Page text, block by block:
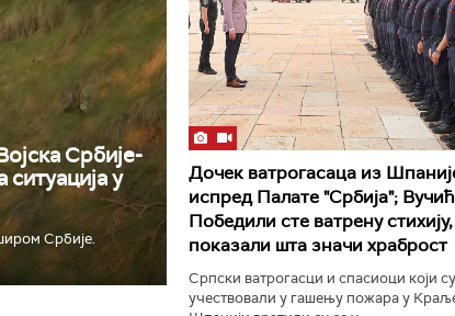
Србије-
у
Србије.
Дочек ватрогасаца из
испред Палате "Србија";
Победили сте ватрену стихију,
показали шта значи храброст
Српски ватрогасци и спасиоци који су
учествовали у гашењу пожара у
РТС 3 РТС Свет